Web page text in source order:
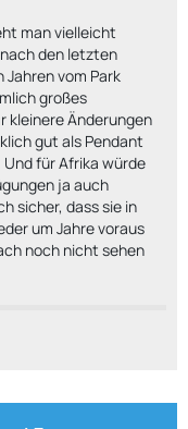
man vielleicht
den letzten
vom Park
großes
kleinere Änderungen
gut als Pendant
für Afrika würde
ja auch
sicher, dass sie in
um Jahre voraus
noch nicht sehen